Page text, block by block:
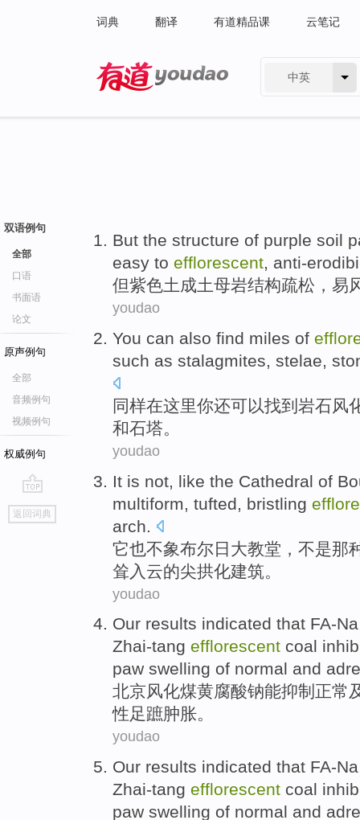
词典 翻译 有道精品课 云笔记
中英
双语例句
全部
口语
书面语
论文
原声例句
全部
音频例句
视频例句
权威例句
go
top
返回词典
But the structure of purple soil
easy to efflorescent, anti-
但紫色土成土母岩结构疏松 ， 易
youdao
You can also find miles of
such as stalagmites, stelae,
同样在这里你还可以找到 岩石风
和石塔。
youdao
It is not like the Cathedral of
multiform , tufted, bristling
arch
它也不象布尔日 大教堂 ，不是那
耸入云的尖拱化建筑 。
youdao
Our results indicated that FA-Na
Zhai-tang efflorescent coal
paw swelling of normal and
北京风化煤黄腐酸钠能抑制 正常
性足蹠肿胀。
youdao
Our results indicated that FA-Na
Zhai-tang efflorescent coal
paw swelling of normal and